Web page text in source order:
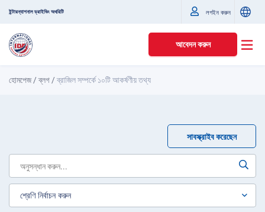
ইন্টারন্যাশনাল ড্রাইভিং অথরিটি লগইন করুন
আবেদন করুন
হোমপেজ/ব্লগ /ব্রাজিল সম্পর্কে ১০টি আকর্ষণীয় তথ্য
সাবস্ক্রাইব করেছেন